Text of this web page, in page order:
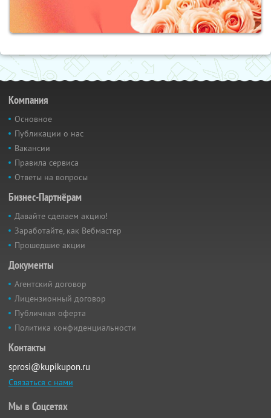
Компания
Основное
Публикации о нас
Вакансии
Правила сервиса
Ответы на вопросы
Бизнес-Партнёрам
Давайте сделаем акцию!
Заработайте, как Вебмастер
Прошедшие акции
Документы
Агентский договор
Лицензионный договор
Публичная оферта
Политика конфиденциальности
Контакты
sprosi@kupikupon.ru
Связаться с нами
Мы в Соцсетях